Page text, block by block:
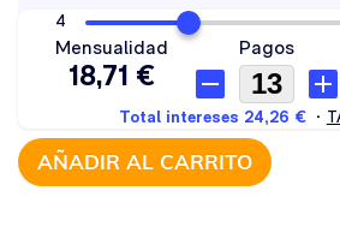
AÑADIR AL CARRITO